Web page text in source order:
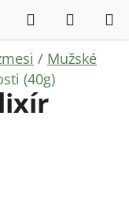
Hľadať
KOŠÍK
/ Mužské
(40g)